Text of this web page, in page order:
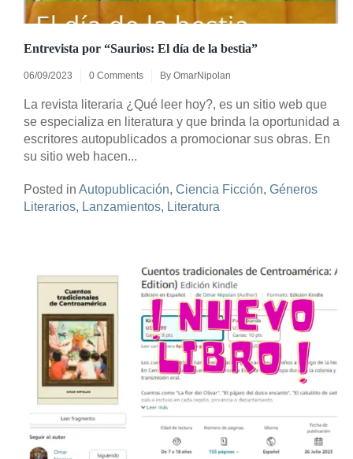
Entrevista por “Saurios: El día de la bestia”
06/09/2023 0 Comments By OmarNipolan
La revista literaria ¿Qué leer hoy?, es un sitio web que
se especializa en literatura y que brinda la oportunidad a
escritores autopublicados a promocionar sus obras. En
su sitio web hacen...
Posted in Autopublicación, Ciencia Ficción, Géneros
Literarios, Lanzamientos, Literatura